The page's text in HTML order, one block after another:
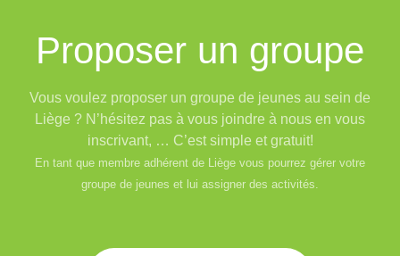
Proposer un groupe
Vous voulez proposer un groupe de jeunes au sein de
Liège ? N’hésitez pas à vous joindre à nous en vous
inscrivant, … C’est simple et gratuit!
En tant que membre adhérent de Liège vous pourrez gérer votre
groupe de jeunes et lui assigner des activités.